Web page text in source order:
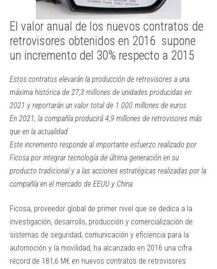
El valor anual de los nuevos contratos de
retrovisores obtenidos en 2016 supone
un incremento del 30% respecto a 2015
Estos contratos elevarán la producción de retrovisores a una
máxima histórica de 27,3 millones de unidades producidas en
2021 y reportarán un valor total de 1.000 millones de euros
En 2021, la compañía producirá 4,9 millones de retrovisores más
que en la actualidad
Este incremento responde al importante esfuerzo realizado por
Ficosa por integrar tecnología de última generación en su
producto tradicional y a las acciones estratégicas realizadas por la
compañía en el mercado de EEUU y China
Ficosa, proveedor global de primer nivel que se dedica a la
investigación, desarrollo, producción y comercialización de
sistemas de seguridad, comunicación y eficiencia para la
automoción y la movilidad, ha alcanzado en 2016 una cifra
récord de 181,6 M€ en nuevos contratos de retrovisores